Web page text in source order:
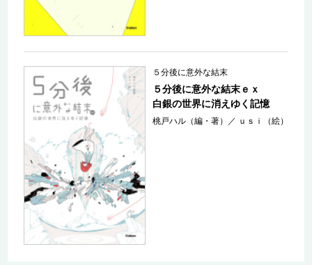
５分後に意外な結末
５分後に意外な結末ｅｘ
白銀の世界に消えゆく記憶
桃戸ハル（編・著） ／ ｕｓｉ（絵）